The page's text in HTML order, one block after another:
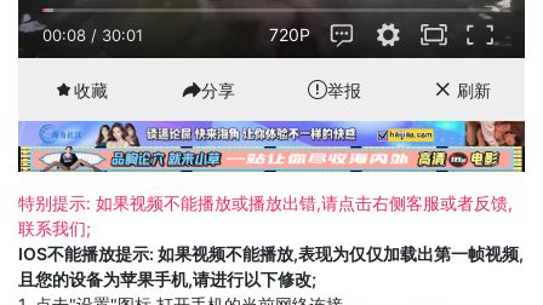
00:08 / 30:01 720P
收藏 分享 举报 刷新
特别提示: 如果视频不能播放或播放出错,请点击右侧客服或者反馈,
联系我们;
IOS不能播放提示: 如果视频不能播放,表现为仅仅加载出第一帧视频,
且您的设备为苹果手机,请进行以下修改;